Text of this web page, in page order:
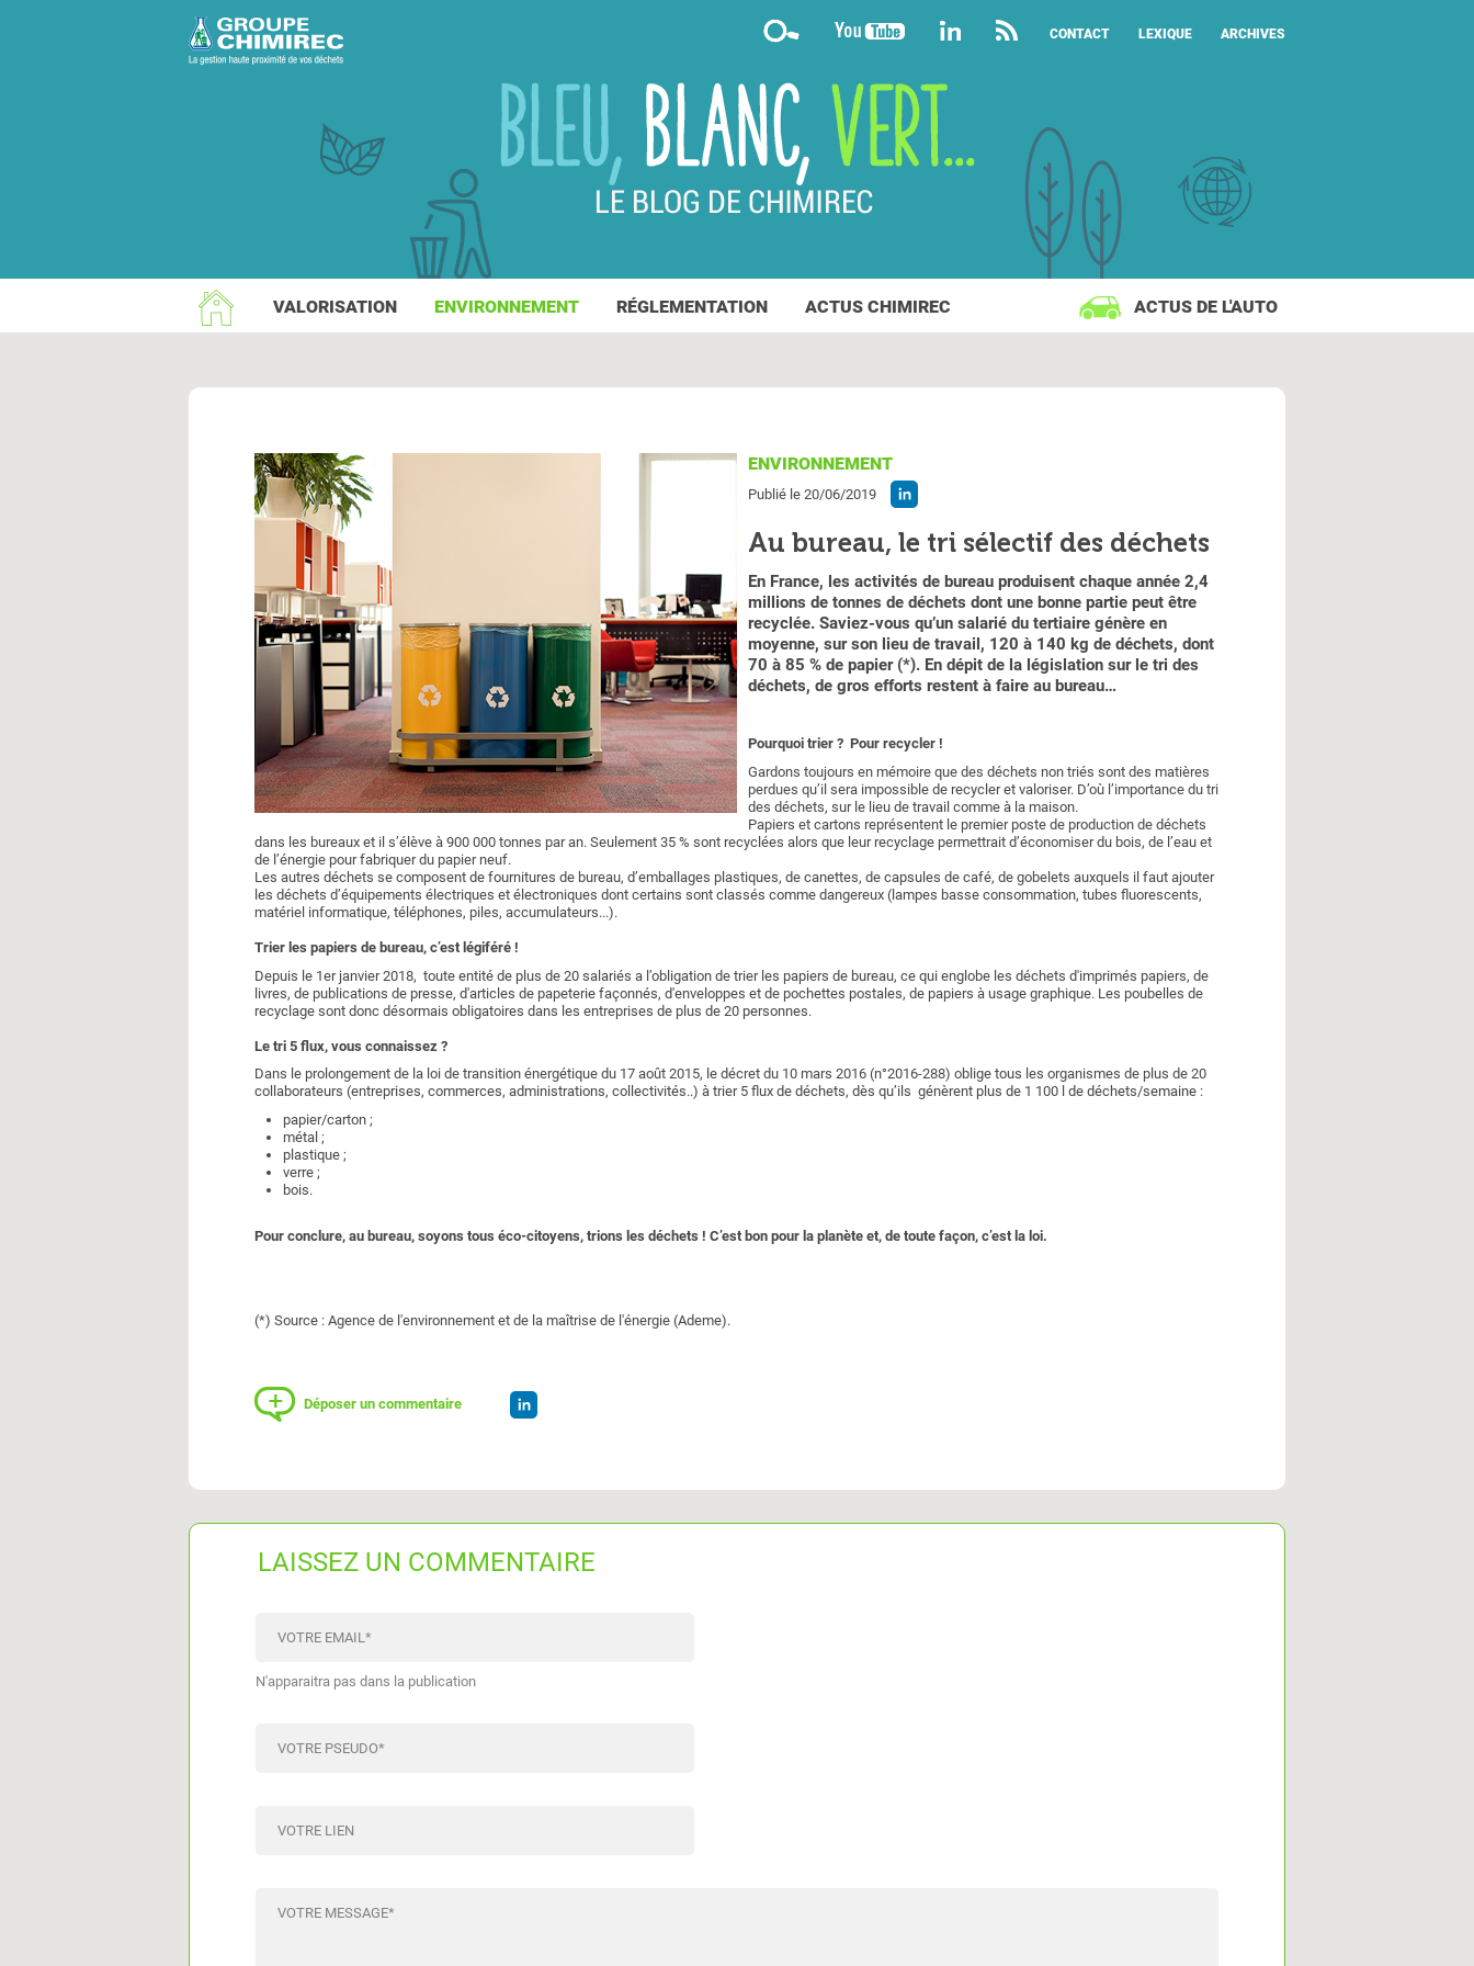
ENVIRONNEMENT
Publié le 20/06/2019
Au bureau, le tri sélectif des déchets
En France, les activités de bureau produisent chaque année 2,4
millions de tonnes de déchets dont une bonne partie peut être
recyclée. Saviez-vous qu’un salarié du tertiaire génère en
moyenne, sur son lieu de travail, 120 à 140 kg de déchets, dont
70 à 85 % de papier (*). En dépit de la législation sur le tri des
déchets, de gros efforts restent à faire au bureau…
Pourquoi trier ? Pour recycler !
Gardons toujours en mémoire que des déchets non triés sont des matières
perdues qu’il sera impossible de recycler et valoriser. D’où l’importance du tri
des déchets, sur le lieu de travail comme à la maison.
Papiers et cartons représentent le premier poste de production de déchets
dans les bureaux et il s’élève à 900 000 tonnes par an. Seulement 35 % sont recyclées alors que leur recyclage permettrait d’économiser du bois, de l’eau et
de l’énergie pour fabriquer du papier neuf.
Les autres déchets se composent de fournitures de bureau, d’emballages plastiques, de canettes, de capsules de café, de gobelets auxquels il faut ajouter
les déchets d’équipements électriques et électroniques dont certains sont classés comme dangereux (lampes basse consommation, tubes fluorescents,
matériel informatique, téléphones, piles, accumulateurs...).
Trier les papiers de bureau, c’est légiféré !
Depuis le 1er janvier 2018, toute entité de plus de 20 salariés a l’obligation de trier les papiers de bureau, ce qui englobe les déchets d'imprimés papiers, de
livres, de publications de presse, d'articles de papeterie façonnés, d'enveloppes et de pochettes postales, de papiers à usage graphique. Les poubelles de
recyclage sont donc désormais obligatoires dans les entreprises de plus de 20 personnes.
Le tri 5 flux, vous connaissez ?
Dans le prolongement de la loi de transition énergétique du 17 août 2015, le décret du 10 mars 2016 (n°2016-288) oblige tous les organismes de plus de 20
collaborateurs (entreprises, commerces, administrations, collectivités..) à trier 5 flux de déchets, dès qu’ils génèrent plus de 1 100 l de déchets/semaine :
papier/carton ;
métal ;
plastique ;
verre ;
bois.
Pour conclure, au bureau, soyons tous éco-citoyens, trions les déchets ! C’est bon pour la planète et, de toute façon, c’est la loi.
(*) Source : Agence de l'environnement et de la maîtrise de l'énergie (Ademe).
Déposer un commentaire
LAISSEZ UN COMMENTAIRE
VOTRE EMAIL *
N'apparaitra pas dans la publication
VOTRE PSEUDO*
VOTRE LIEN
VOTRE MESSAGE*
CONTACT LEXIQUE ARCHIVES
VALORISATION ENVIRONNEMENT RÉGLEMENTATION ACTUS CHIMIREC ACTUS DE L'AUTO